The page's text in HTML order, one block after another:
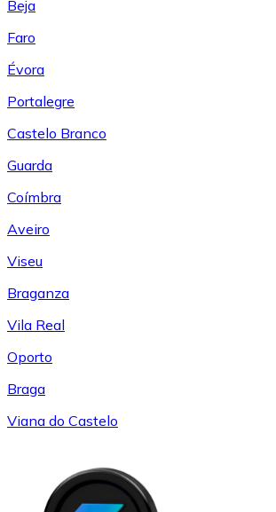
Beja
Faro
Évora
Portalegre
Castelo Branco
Guarda
Coímbra
Aveiro
Viseu
Braganza
Vila Real
Oporto
Braga
Viana do Castelo